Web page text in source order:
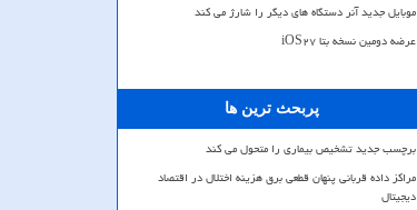
موبایل جدید آنر دستگاه های دیگر را شارژ می کند
عرضه دومین نسخه بتا iOS۲۷
پربحث ترین ها
برچسب جدید تشخیص بیماری را متحول می کند
مراکز داده قربانی پنهان قطعی برق هزینه اختلال در اقتصاد
دیجیتال